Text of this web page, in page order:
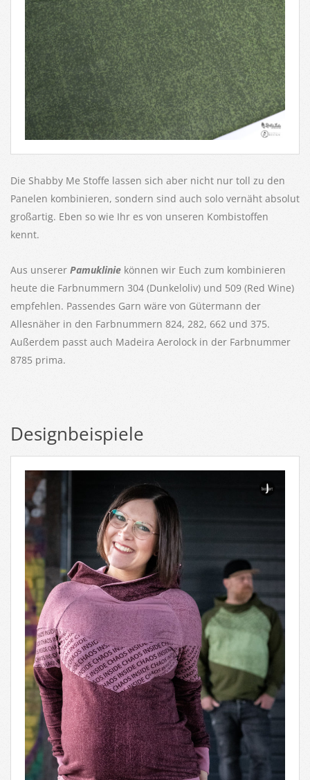
Die Shabby Me Stoffe lassen sich aber nicht nur toll zu den
Panelen kombinieren, sondern sind auch solo vernäht absolut
großartig. Eben so wie Ihr es von unseren Kombistoffen
kennt.
Aus unserer Pamuklinie können wir Euch zum kombinieren
heute die Farbnummern 304 (Dunkeloliv) und 509 (Red Wine)
empfehlen. Passendes Garn wäre von Gütermann der
Allesnäher in den Farbnummern 824, 282, 662 und 375.
Außerdem passt auch Madeira Aerolock in der Farbnummer
8785 prima.
Designbeispiele